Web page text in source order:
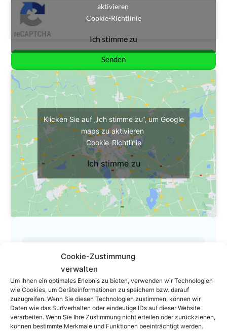
Cookie-Zustimmung
verwalten
Um Ihnen ein optimales Erlebnis zu bieten, verwenden wir Technologien
wie Cookies, um Geräteinformationen zu speichern bzw. darauf
zuzugreifen. Wenn Sie diesen Technologien zustimmen, können wir
Daten wie das Surfverhalten oder eindeutige IDs auf dieser Website
verarbeiten. Wenn Sie Ihre Zustimmung nicht erteilen oder zurückziehen,
können bestimmte Merkmale und Funktionen beeinträchtigt werden.
aktivieren
Cookie-Richtlinie
Ich stimme zu
Senden
Klicken Sie auf „Ich stimme zu“, um Google
maps zu aktivieren
Cookie-Richtlinie
Ich stimme zu
Das ist mein Profil
01 533 14 17 Serie
01 533 14 17 18
office@gcp.co.at
Homepage